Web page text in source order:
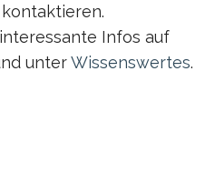
Infos auf
unterWissenswertes.